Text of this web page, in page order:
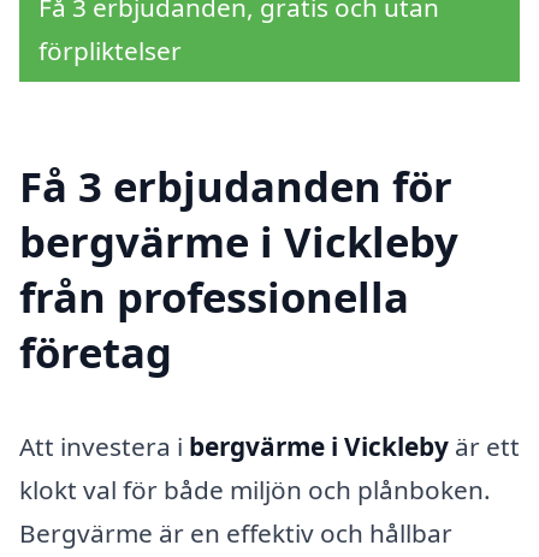
Få 3 erbjudanden, gratis och utan
förpliktelser
Få 3 erbjudanden för
bergvärme i Vickleby
från professionella
företag
Att investera i bergvärme i Vickleby är ett
klokt val för både miljön och plånboken.
Bergvärme är en effektiv och hållbar